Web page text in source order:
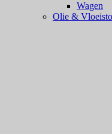
Wagen
Olie &